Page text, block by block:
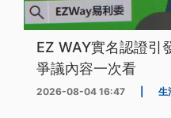
EZ WAY實名認證引
爭議內容一次看
2026-08-04 16:47 生